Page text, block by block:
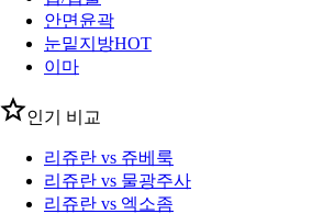
안면윤곽
눈밑지방HOT
이마
인기 비교
리쥬란 vs 쥬베룩
리쥬란 vs 물광주사
리쥬란 vs 엑소좀